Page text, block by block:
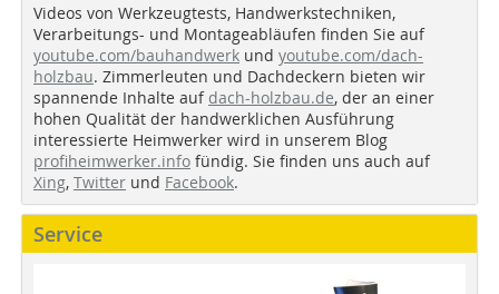
Videos von Werkzeugtests, Handwerkstechniken,
Verarbeitungs- und Montageabläufen finden Sie auf
youtube.com/bauhandwerk und youtube.com/dach-
holzbau. Zimmerleuten und Dachdeckern bieten wir
spannende Inhalte auf dach-holzbau.de, der an einer
hohen Qualität der handwerklichen Ausführung
interessierte Heimwerker wird in unserem Blog
profiheimwerker.info fündig. Sie finden uns auch auf
Xing, Twitter und Facebook.
Service